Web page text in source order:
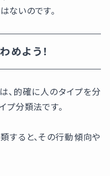
ないのです。
めよう！
は、的確に人のタイプを分
プ分類法です。
すると、その行動傾向や